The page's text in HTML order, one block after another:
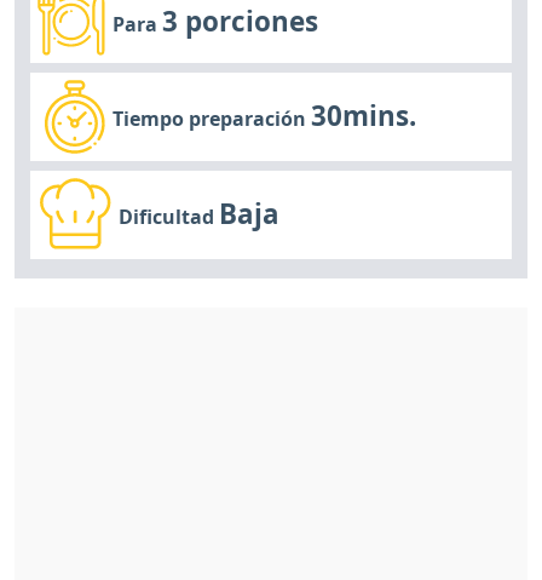
Para3 porciones
Tiempo preparación30mins.
Dificultad Baja